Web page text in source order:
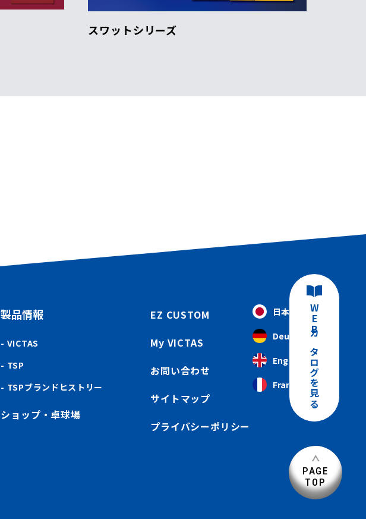
スワットシリーズ
製品情報
VICTAS
TSP
TSPブランドヒストリー
ショップ・卓球場
EZ CUSTOM
My VICTAS
お問い合わせ
サイトマップ
プライバシーポリシー
日本語
Deutsch
English
Français WEBカタログを見る
PAGE
TOP